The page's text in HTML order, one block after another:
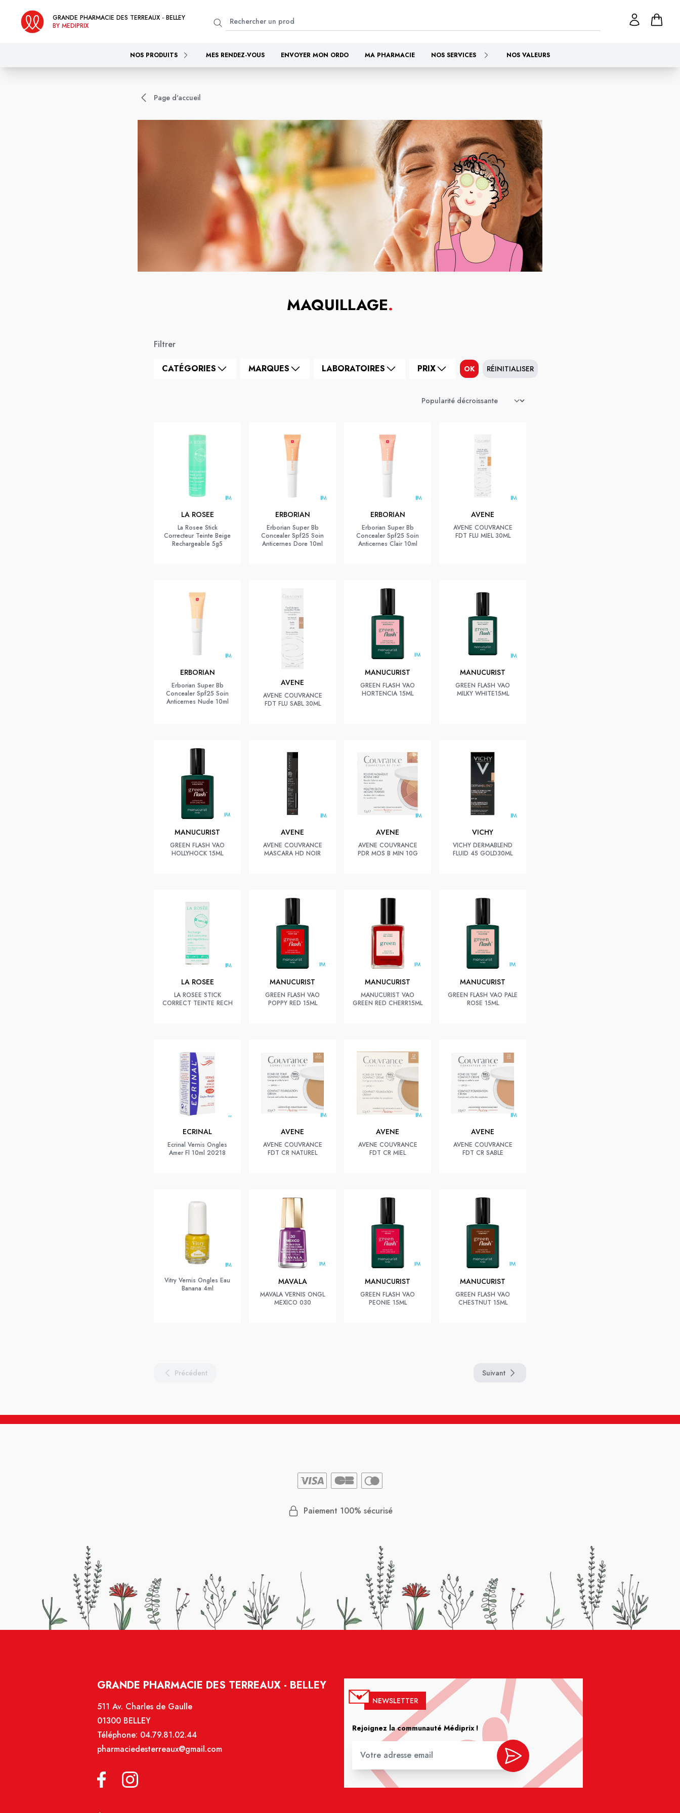
GRANDE PHARMACIE DES TERREAUX - BELLEY
BY MEDIPRIX
NOS PRODUITS MES RENDEZ-VOUS ENVOYER MON ORDO MA PHARMACIE NOS SERVICES NOS VALEURS
Page d'accueil
MAQUILLAGE.
Filtrer
CATÉGORIES MARQUES LABORATOIRES PRIX OK RÉINITIALISER
LA ROSEE
La Rosee Stick
Correcteur Teinte Beige
Rechargeable 5g5
ERBORIAN
Erborian Super Bb
Concealer Spf25 Soin
Anticernes Dore 10ml
ERBORIAN
Erborian Super Bb
Concealer Spf25 Soin
Anticernes Clair 10ml
AVENE
AVENE COUVRANCE
FDT FLU MIEL 30ML
ERBORIAN
Erborian Super Bb
Concealer Spf25 Soin
Anticernes Nude 10ml
AVENE
AVENE COUVRANCE
FDT FLU SABL 30ML
MANUCURIST
GREEN FLASH VAO
HORTENCIA 15ML
MANUCURIST
GREEN FLASH VAO
MILKY WHITE15ML
MANUCURIST
GREEN FLASH VAO
HOLLYHOCK 15ML
AVENE
AVENE COUVRANCE
MASCARA HD NOIR
AVENE
AVENE COUVRANCE
PDR MOS B MIN 10G
VICHY
VICHY DERMABLEND
FLUID 45 GOLD30ML
LA ROSEE
LA ROSEE STICK
CORRECT TEINTE RECH
MANUCURIST
GREEN FLASH VAO
POPPY RED 15ML
MANUCURIST
MANUCURIST VAO
GREEN RED CHERR15ML
MANUCURIST
GREEN FLASH VAO PALE
ROSE 15ML
ECRINAL
Ecrinal Vernis Ongles
Amer Fl 10ml 20218
AVENE
AVENE COUVRANCE
FDT CR NATUREL
AVENE
AVENE COUVRANCE
FDT CR MIEL
AVENE
AVENE COUVRANCE
FDT CR SABLE
Vitry Vernis Ongles Eau
Banana 4ml
MAVALA
MAVALA VERNIS ONGL
MEXICO 030
MANUCURIST
GREEN FLASH VAO
PEONIE 15ML
MANUCURIST
GREEN FLASH VAO
CHESTNUT 15ML
Précédent Suivant
Paiement 100% sécurisé
GRANDE PHARMACIE DES TERREAUX - BELLEY
511 Av. Charles de Gaulle
01300 BELLEY
Téléphone: 04.79.81.02.44
pharmaciedesterreaux@gmail.com
NEWSLETTER
Rejoignez la communauté Médiprix !